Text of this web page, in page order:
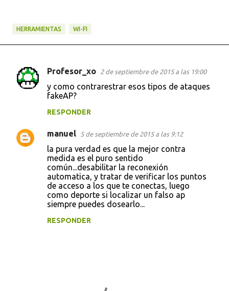
HERRAMIENTAS WI-FI
C
n
Profesor_xo 2 de septiembre de 2015 a las 19:00
y como contrarestrar esos tipos de ataques
fakeAP?
RESPONDER
manuel 5 de septiembre de 2015 a las 9:12
la pura verdad es que la mejor contra
medida es el puro sentido
común...desabilitar la reconexión
automatica, y tratar de verificar los puntos
de acceso a los que te conectas, luego
como deporte si localizar un falso ap
siempre puedes dosearlo...
RESPONDER